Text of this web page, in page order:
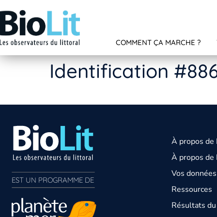
COMMENT ÇA MARCHE ?
Identification
EST UN PROGRAMME DE
À propos de
À propos de
Vos
Ressources
Résultats